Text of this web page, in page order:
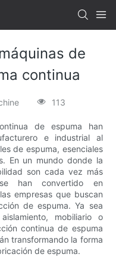
de
continua
113
de espuma han
e industrial al
de espuma, esenciales
En un mundo donde la
son cada vez más
han convertido en
empresas que buscan
de espuma. Ya sea
mobiliario o
continua de espuma
transformando la forma
de espuma.